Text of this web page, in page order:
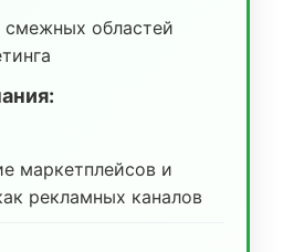
областей
маркетплейсов и
рекламных каналов